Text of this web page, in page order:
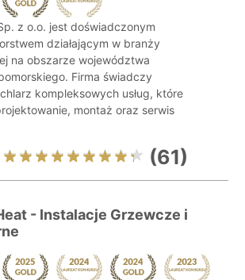
z o.o. jest doświadczonym
działającym w branży
na obszarze województwa
Firma świadczy
kompleksowych usług, które
montaż oraz serwis
(61)
- Instalacje Grzewcze i